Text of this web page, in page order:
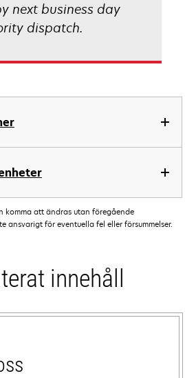
next business day
dispatch.
komma att ändras utan föregående
ansvarigt för eventuella fel eller försummelser.
innehåll